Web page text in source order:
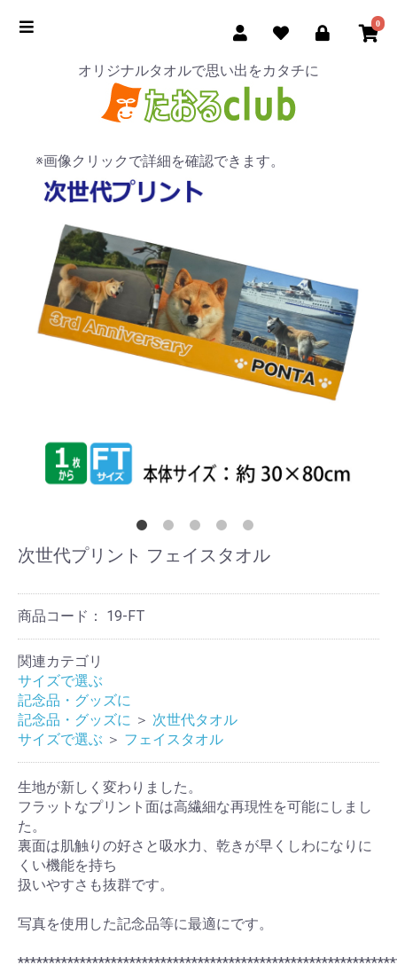
0
オリジナルタオルで思い出をカタチに
※画像クリックで詳細を確認できます。
次世代プリント フェイスタオル
商品コード： 19-FT
関連カテゴリ
サイズで選ぶ
記念品・グッズに
記念品・グッズに ＞ 次世代タオル
サイズで選ぶ ＞ フェイスタオル
生地が新しく変わりました。
フラットなプリント面は高繊細な再現性を可能にしまし
た。
裏面は肌触りの好さと吸水力、乾きが早くしわになりに
くい機能を持ち
扱いやすさも抜群です。
写真を使用した記念品等に最適にです。